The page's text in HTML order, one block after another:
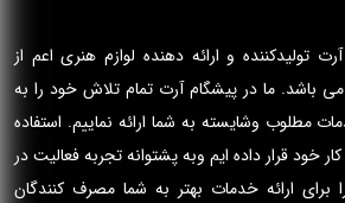
تولیدکننده و ارائه دهنده لوازم هنری اعم از
باشد. ما در پیشگام آرت تمام تلاش خود را به
مطلوب وشایسته به شما ارائه نماییم. استفاده
خود قرار داده ایم وبه پشتوانه تجربه فعالیت در
برای ارائه خدمات بهتر به شما مصرف کنندگان